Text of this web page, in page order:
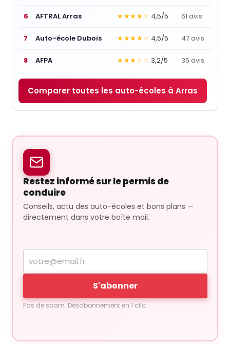
6 AFTRAL Arras ★★★★☆ 4,5/5 61 avis
7 Auto-école Dubois ★★★★☆ 4,5/5 47 avis
8 AFPA ★★★☆☆ 3,2/5 35 avis
Comparer toutes les auto-écoles à Arras
Restez informé sur le permis de
conduire
Conseils, actu des auto-écoles et bons plans —
directement dans votre boîte mail.
adresse
mail
S'abonner
Pas de spam. Désabonnement en 1 clic.